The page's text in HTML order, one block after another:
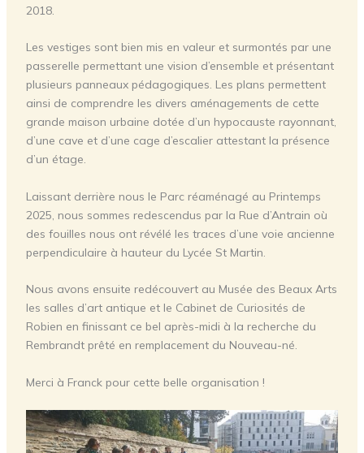
2018.
Les vestiges sont bien mis en valeur et surmontés par une
passerelle permettant une vision d’ensemble et présentant
plusieurs panneaux pédagogiques. Les plans permettent
ainsi de comprendre les divers aménagements de cette
grande maison urbaine dotée d’un hypocauste rayonnant,
d’une cave et d’une cage d’escalier attestant la présence
d’un étage.
Laissant derrière nous le Parc réaménagé au Printemps
2025, nous sommes redescendus par la Rue d’Antrain où
des fouilles nous ont révélé les traces d’une voie ancienne
perpendiculaire à hauteur du Lycée St Martin.
Nous avons ensuite redécouvert au Musée des Beaux Arts
les salles d’art antique et le Cabinet de Curiosités de
Robien en finissant ce bel après-midi à la recherche du
Rembrandt prêté en remplacement du Nouveau-né.
Merci à Franck pour cette belle organisation !